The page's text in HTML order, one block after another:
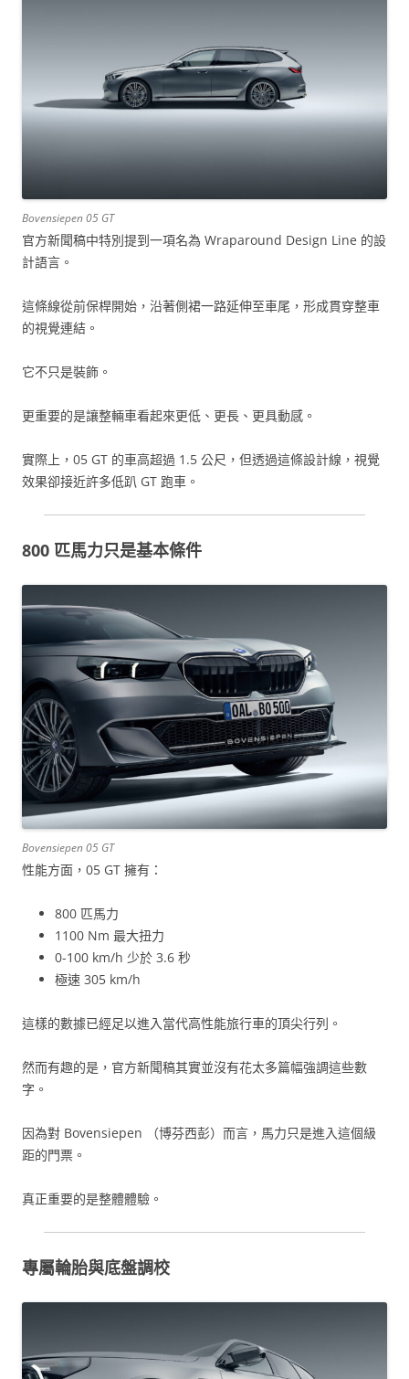
Bovensiepen 05 GT
官方新聞稿中特別提到一項名為 Wraparound Design Line 的設
計語言。
這條線從前保桿開始，沿著側裙一路延伸至車尾，形成貫穿整車
的視覺連結。
它不只是裝飾。
更重要的是讓整輛車看起來更低、更長、更具動感。
實際上，05 GT 的車高超過 1.5 公尺，但透過這條設計線，視覺
效果卻接近許多低趴 GT 跑車。
800 匹馬力只是基本條件
Bovensiepen 05 GT
性能方面，05 GT 擁有：
800 匹馬力
1100 Nm 最大扭力
0-100 km/h 少於 3.6 秒
極速 305 km/h
這樣的數據已經足以進入當代高性能旅行車的頂尖行列。
然而有趣的是，官方新聞稿其實並沒有花太多篇幅強調這些數
字。
因為對 Bovensiepen （博芬西彭）而言，馬力只是進入這個級
距的門票。
真正重要的是整體體驗。
專屬輪胎與底盤調校